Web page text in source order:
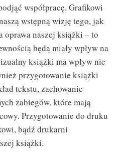
współpracę. Grafikowi
wstępną wizję tego, jak
oprawa naszej książki – to
będą miały wpływ na
książki ma wpływ nie
przygotowanie książki
tekstu, zachowanie
zabiegów, które mają
Przygotowanie do druku
bądź drukarni
książki.